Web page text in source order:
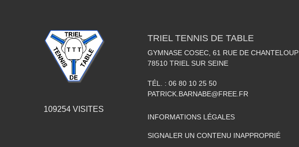
109254 VISITES
TRIEL TENNIS DE TABLE
GYMNASE COSEC, 61 RUE DE CHANTELOUP
78510 TRIEL SUR SEINE
TÉL. : 06 80 10 25 50
PATRICK.BARNABE@FREE.FR
INFORMATIONS LÉGALES
SIGNALER UN CONTENU INAPPROPRIÉ